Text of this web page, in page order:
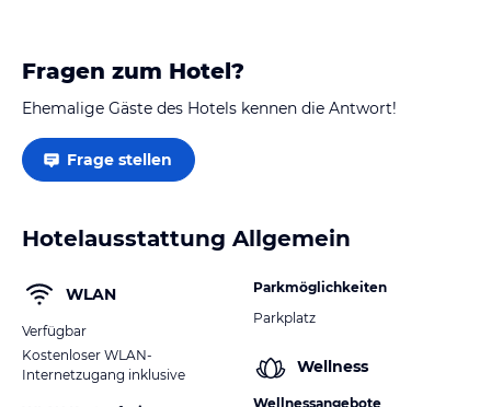
Fragen zum Hotel?
Ehemalige Gäste des Hotels kennen die Antwort!
Frage stellen
Hotelausstattung Allgemein
WLAN
Verfügbar
Kostenloser WLAN-
Internetzugang inklusive
Parkmöglichkeiten
Parkplatz
Wellness
Wellnessangebote